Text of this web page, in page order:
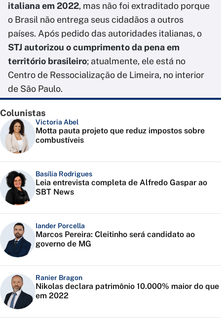
italiana em 2022, mas não foi extraditado porque
o Brasil não entrega seus cidadãos a outros
países. Após pedido das autoridades italianas, o
STJ autorizou o cumprimento da pena em
território brasileiro; atualmente, ele está no
Centro de Ressocialização de Limeira, no interior
de São Paulo.
Colunistas
Victoria Abel
Motta pauta projeto que reduz impostos sobre
combustíveis
Basília Rodrigues
Leia entrevista completa de Alfredo Gaspar ao
SBT News
Iander Porcella
Marcos Pereira: Cleitinho será candidato ao
governo de MG
Ranier Bragon
Nikolas declara patrimônio 10.000% maior do que
em 2022